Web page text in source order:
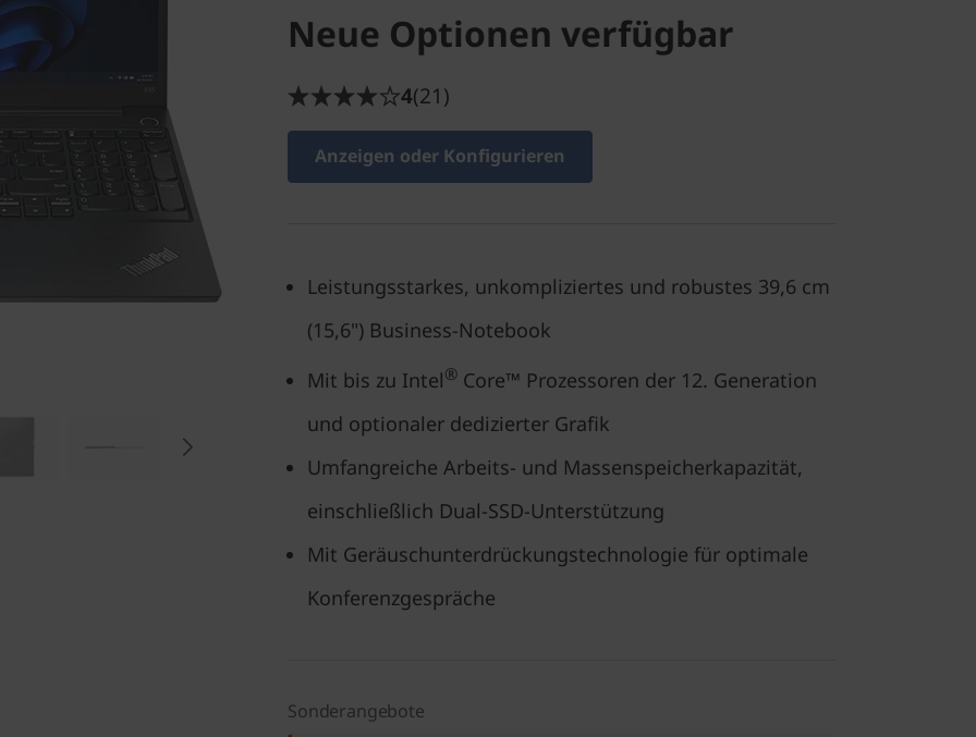
Neue Optionen verfügbar
4(21)
Anzeigen oder Konfigurieren
Leistungsstarkes, unkompliziertes und robustes 39,6 cm
(15,6") Business-Notebook
Mit bis zu Intel® Core™ Prozessoren der 12. Generation
und optionaler dedizierter Grafik
Umfangreiche Arbeits- und Massenspeicherkapazität,
einschließlich Dual-SSD-Unterstützung
Mit Geräuschunterdrückungstechnologie für optimale
Konferenzgespräche
Sonderangebote